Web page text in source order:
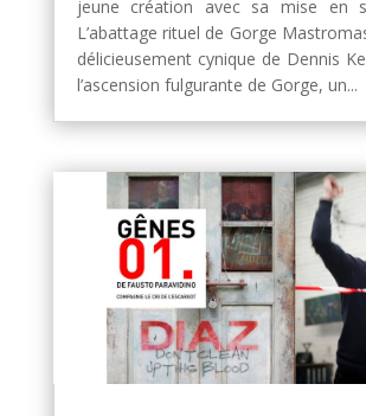
jeune création avec sa mise en
L’abattage rituel de Gorge
délicieusement cynique de Dennis
l’ascension fulgurante de Gorge, un...